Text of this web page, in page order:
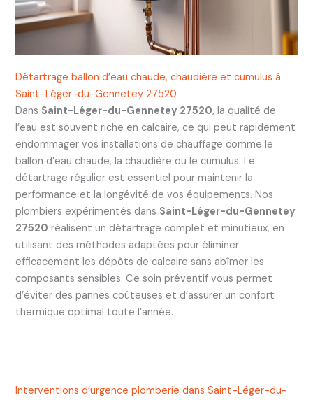
Détartrage ballon d’eau chaude, chaudière et cumulus à
Saint-Léger-du-Gennetey 27520
Dans Saint-Léger-du-Gennetey 27520, la qualité de
l’eau est souvent riche en calcaire, ce qui peut rapidement
endommager vos installations de chauffage comme le
ballon d’eau chaude, la chaudière ou le cumulus. Le
détartrage régulier est essentiel pour maintenir la
performance et la longévité de vos équipements. Nos
plombiers expérimentés dans Saint-Léger-du-Gennetey
27520 réalisent un détartrage complet et minutieux, en
utilisant des méthodes adaptées pour éliminer
efficacement les dépôts de calcaire sans abîmer les
composants sensibles. Ce soin préventif vous permet
d’éviter des pannes coûteuses et d’assurer un confort
thermique optimal toute l’année.
Interventions d’urgence plomberie dans Saint-Léger-du-